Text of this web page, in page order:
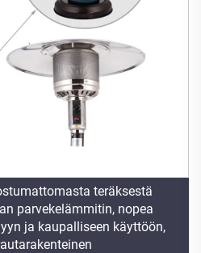
teräksestä
parvekelämmitin, nopea
ja kaupalliseen käyttöön,